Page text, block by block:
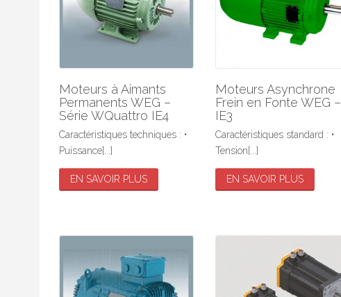
Moteurs à Aimants
Permanents WEG –
Série WQuattro IE4
Caractéristiques techniques : •
Puissance[...]
EN SAVOIR PLUS
Moteurs Asynchrone
Frein en Fonte WEG –
IE3
Caractéristiques standard : •
Tension[...]
EN SAVOIR PLUS